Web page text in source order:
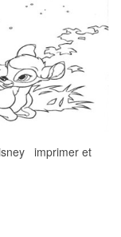
imprimer et